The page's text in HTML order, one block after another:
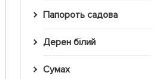
Папороть садова
Дерен білий
Сумах